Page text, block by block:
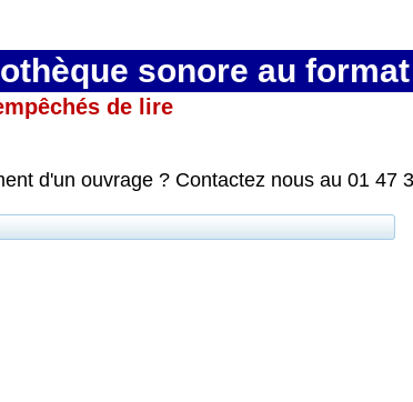
sonore au
de lire
d'un ouvrage ? Contactez nous au 01 47